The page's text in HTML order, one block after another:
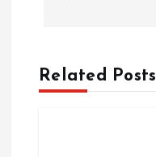
Related Posts